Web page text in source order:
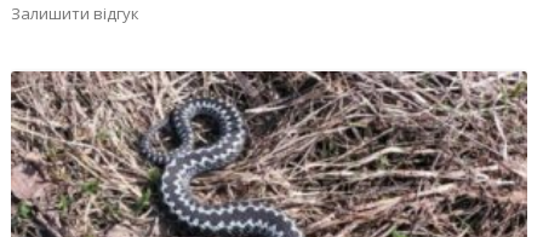
Залишити відгук